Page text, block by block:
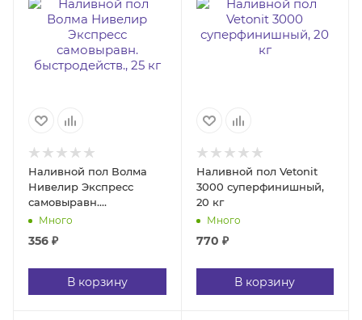
Наливной пол Волма
Нивелир Экспресс
самовыравн.
быстродейств., 25 кг
Много
356 ₽
В корзину
Наливной пол Vetonit
3000 суперфинишный,
20 кг
Много
770 ₽
В корзину